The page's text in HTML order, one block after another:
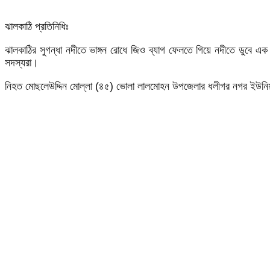
ঝালকাঠি প্রতিনিধিঃ
ঝালকাঠির সুগন্ধা নদীতে ভাঙ্গন রোধে জিও ব্যাগ ফেলতে গিয়ে নদীতে ডুবে
সদস্যরা।
নিহত মোছলেউদ্দিন মোল্লা (৪৫) ভোলা লালমোহন উপজেলার ধলীগর নগর